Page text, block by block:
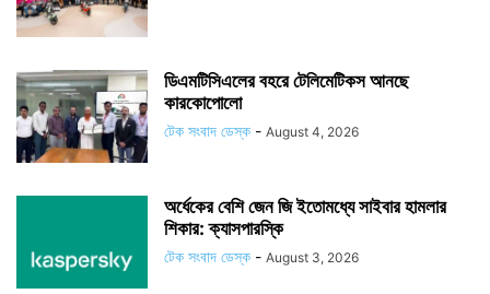
ডিএমটিসিএলের বহরে টেলিমেটিকস আনছে
কারকোপোলো
টেক সংবাদ ডেস্ক - August 4, 2026
অর্ধেকের বেশি জেন জি ইতোমধ্যে সাইবার হামলার
শিকার: ক্যাসপারস্কি
টেক সংবাদ ডেস্ক - August 3, 2026